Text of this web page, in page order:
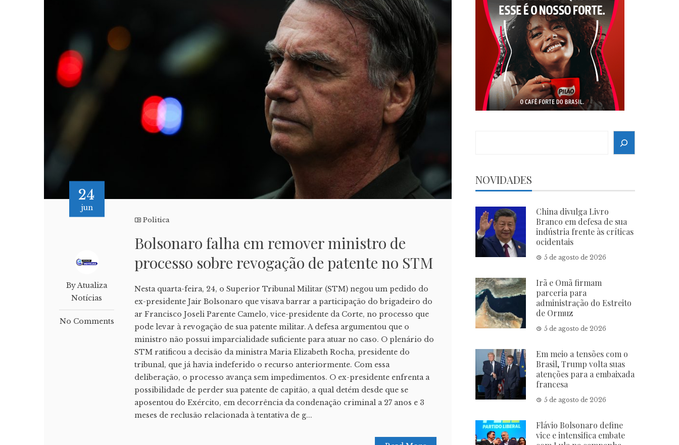
24
jun
By Atualiza
Notícias
No Comments
Politica
Bolsonaro falha em remover ministro de
processo sobre revogação de patente no STM
Nesta quarta-feira, 24, o Superior Tribunal Militar (STM) negou um pedido do
ex-presidente Jair Bolsonaro que visava barrar a participação do brigadeiro do
ar Francisco Joseli Parente Camelo, vice-presidente da Corte, no processo que
pode levar à revogação de sua patente militar. A defesa argumentou que o
ministro não possui imparcialidade suficiente para atuar no caso. O plenário do
STM ratificou a decisão da ministra Maria Elizabeth Rocha, presidente do
tribunal, que já havia indeferido o recurso anteriormente. Com essa
deliberação, o processo avança sem impedimentos. O ex-presidente enfrenta a
possibilidade de perder sua patente de capitão, a qual detém desde que se
aposentou do Exército, em decorrência da condenação criminal a 27 anos e 3
meses de reclusão relacionada à tentativa de g...
NOVIDADES
China divulga Livro
Branco em defesa de sua
indústria frente às críticas
ocidentais
5 de agosto de 2026
Irã e Omã firmam
parceria para
administração do Estreito
de Ormuz
5 de agosto de 2026
Em meio a tensões com o
Brasil, Trump volta suas
atenções para a embaixada
francesa
5 de agosto de 2026
Flávio Bolsonaro define
vice e intensifica embate